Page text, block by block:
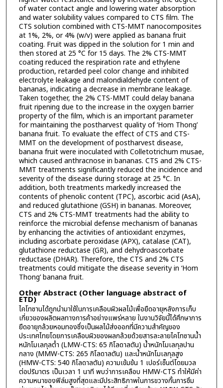
of water contact angle and lowering water absorption
and water solubility values compared to CTS film. The
CTS solution combined with CTS-MMT nanocomposites
at 1%, 2%, or 4% (w/v) were applied as banana fruit
coating. Fruit was dipped in the solution for 1 min and
then stored at 25 °C for 15 days. The 2% CTS-MMT
coating reduced the respiration rate and ethylene
production, retarded peel color change and inhibited
electrolyte leakage and malondialdehyde content of
bananas, indicating a decrease in membrane leakage.
Taken together, the 2% CTS-MMT could delay banana
fruit ripening due to the increase in the oxygen barrier
property of the film, which is an important parameter
for maintaining the postharvest quality of ‘Hom Thong’
banana fruit. To evaluate the effect of CTS and CTS-
MMT on the development of postharvest disease,
banana fruit were inoculated with Colletotrichum musae,
which caused anthracnose in bananas. CTS and 2% CTS-
MMT treatments significantly reduced the incidence and
severity of the disease during storage at 25 °C. In
addition, both treatments markedly increased the
contents of phenolic content (TPC), ascorbic acid (AsA),
and reduced glutathione (GSH) in bananas. Moreover,
CTS and 2% CTS-MMT treatments had the ability to
reinforce the microbial defense mechanism of bananas
by enhancing the activities of antioxidant enzymes,
including ascorbate peroxidase (APX), catalase (CAT),
glutathione reductase (GR), and dehydroascorbate
reductase (DHAR). Therefore, the CTS and 2% CTS
treatments could mitigate the disease severity in ‘Hom
Thong’ banana fruit.
Other Abstract (Other language abstract of
ETD)
ไคโทซานได้ถูกนำมาใช้ในการเคลือบผิวผลไม้เพื่อยืดอายุหลังการเก็บ
เกี่ยวของผลิตผลทางการค้าอย่างแพร่หลาย ในงานวิจัยนี้ได้ศึกษาการ
ยืดอายุกล้วยหอมทองซึ่งเป็นผลไม้ส่งออกที่มีความสำคัญของ
ประเทศไทยโดยการเคลือบผิวของผลกล้วยด้วยสารละลายไคโทซานน้ำ
หนักโมเลกุลต่ำ (LMW-CTS: 65 กิโลดาลตัน) น้ำหนักโมเลกุลปาน
กลาง (MMW-CTS: 265 กิโลดาลตัน) และน้ำหนักโมเลกุลสูง
(HMW-CTS: 540 กิโลดาลตัน) ความเข้มข้น 1 เปอร์เซ็นต์โดยมวล
ต่อปริมาตร เป็นเวลา 1 นาที พบว่าการเคลือบ HMW-CTS ทำให้มีค่า
ความหนาของฟิล์มสูงที่สุดและมีประสิทธิภาพในการขวางกั้นการซึม